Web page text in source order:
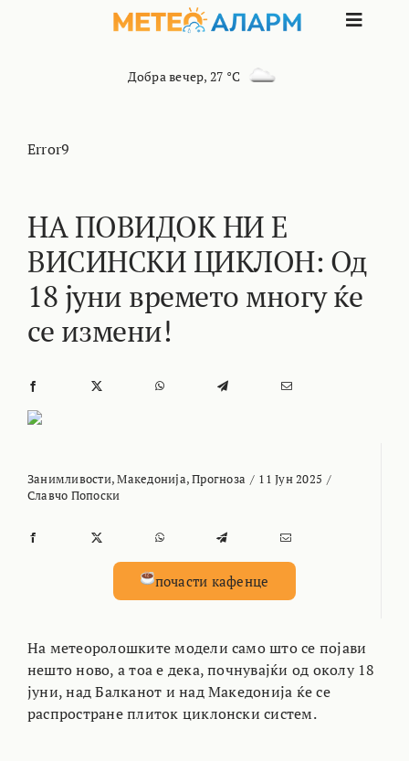
Toggle
ИНТЕРЕСНО
КОНТАКТ
Добра вечер, 27 °C
Error9
НА ПОВИДОК НИ Е
ВИСИНСКИ ЦИКЛОН: Од
18 јуни времето многу ќе
се измени!
Занимливости,Македонија,Прогноза / 11 Јун 2025 /
Славчо Попоски
почасти кафенце
На метеоролошките модели само што се појави
нешто ново, а тоа е дека, почнувајќи од околу 18
јуни, над Балканот и над Македонија ќе се
распростране плиток циклонски систем.